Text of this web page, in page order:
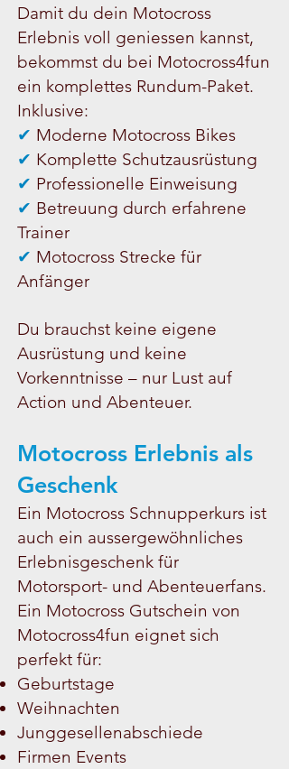
Damit du dein Motocross
Erlebnis voll geniessen kannst,
bekommst du bei Motocross4fun
ein komplettes Rundum-Paket.
Inklusive:
✔ Moderne Motocross Bikes
✔ Komplette Schutzausrüstung
✔ Professionelle Einweisung
✔ Betreuung durch erfahrene
Trainer
✔ Motocross Strecke für
Anfänger
Du brauchst keine eigene
Ausrüstung und keine
Vorkenntnisse – nur Lust auf
Action und Abenteuer.
Motocross Erlebnis als
Geschenk
Ein Motocross Schnupperkurs ist
auch ein aussergewöhnliches
Erlebnisgeschenk für
Motorsport- und Abenteuerfans.
Ein Motocross Gutschein von
Motocross4fun eignet sich
perfekt für:
Geburtstage
Weihnachten
Junggesellenabschiede
Firmen Events